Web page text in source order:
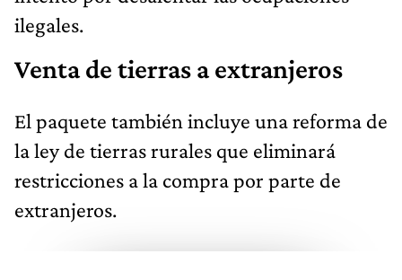
ilegales.
Venta de tierras a extranjeros
El paquete también incluye una reforma de
la ley de tierras rurales que eliminará
restricciones a la compra por parte de
extranjeros.